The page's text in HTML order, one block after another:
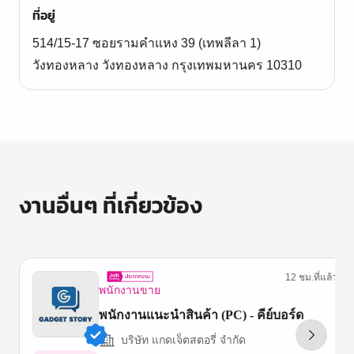
ที่อยู่
514/15-17 ซอยรามคำแหง 39 (เทพลีลา 1)
วังทองหลาง วังทองหลาง กรุงเทพมหานคร 10310
งานอื่นๆ ที่เกี่ยวข้อง
พนักงานขาย
12 ชม.ที่แล้ว
พนักงานแนะนำสินค้า (PC) - คีย์บอร์ด
บริษัท แกดเจ็ตสตอรี่ จำกัด